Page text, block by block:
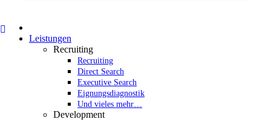
Leistungen
Recruiting
Recruiting
Direct Search
Executive Search
Eignungsdiagnostik
Und vieles mehr…
Development